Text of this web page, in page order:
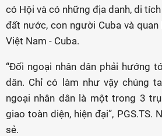
có Hội và có những địa danh, di
đất nước, con người Cuba và
Việt Nam - Cuba.
“Đối ngoại nhân dân phải hướng
dân. Chỉ có làm như vậy chúng
ngoại nhân dân là một trong 3
giao toàn diện, hiện đại”, PGS.TS.
sẻ.